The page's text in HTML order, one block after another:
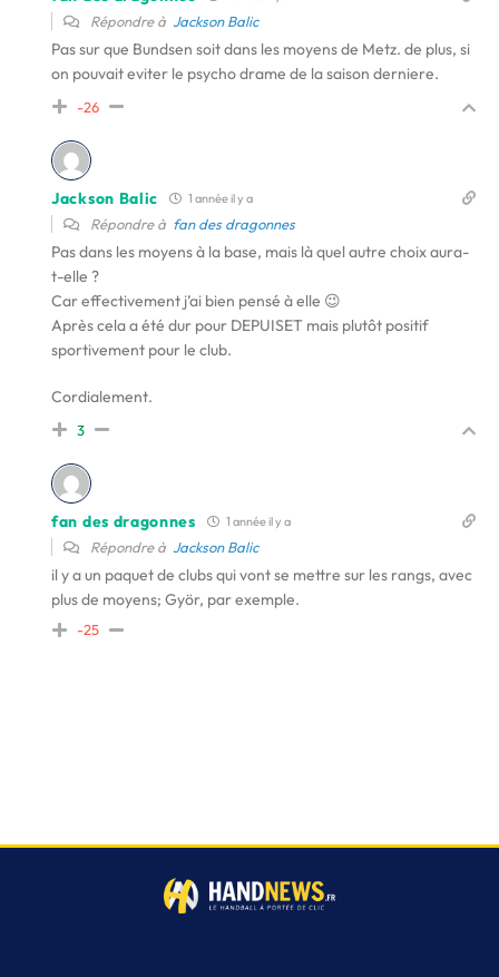
Répondre à Jackson Balic
Pas sur que Bundsen soit dans les moyens de Metz. de plus, si
on pouvait eviter le psycho drame de la saison derniere.
-26
Jackson Balic 1 année il y a
Répondre à fan des dragonnes
Pas dans les moyens à la base, mais là quel autre choix aura-
t-elle ?
Car effectivement j’ai bien pensé à elle 😉
Après cela a été dur pour DEPUISET mais plutôt positif
sportivement pour le club.
Cordialement.
3
fan des dragonnes 1 année il y a
Répondre à Jackson Balic
il y a un paquet de clubs qui vont se mettre sur les rangs, avec
plus de moyens; Györ, par exemple.
-25